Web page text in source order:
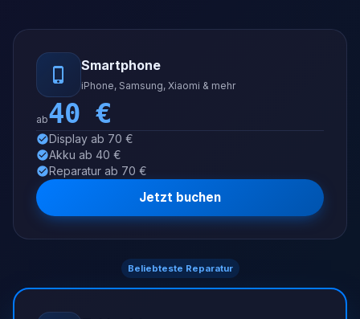
Smartphone
iPhone, Samsung, Xiaomi & mehr
ab40 €
Display ab 70 €
Akku ab 40 €
Reparatur ab 70 €
Jetzt buchen
Beliebteste Reparatur